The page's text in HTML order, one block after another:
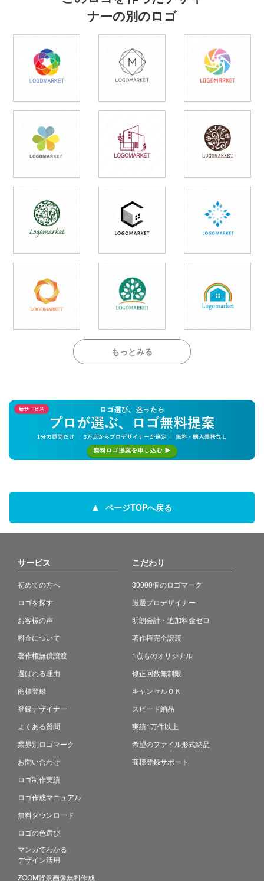
ナーの別のロゴ
もっとみる
ページTOPへ戻る
サービス
初めての方へ
ロゴを探す
お客様の声
料金について
著作権無償譲渡
選ばれる理由
商標登録
登録デザイナー
よくある質問
業界別ロゴマーク
お問い合わせ
ロゴ制作実績
ロゴ作成マニュアル
無料ダウンロード
ロゴの色選び
マンガでわかる
デザイン活用
ZOOM背景画像無料作成
こだわり
30000個のロゴマーク
厳選プロデザイナー
明朗会計・追加料金ゼロ
著作権完全譲渡
1点ものオリジナル
修正回数無制限
キャンセルＯＫ
スピード納品
実績1万件以上
希望のファイル形式納品
商標登録サポート